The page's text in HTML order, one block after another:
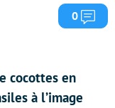
0
cocottes en
à l’image